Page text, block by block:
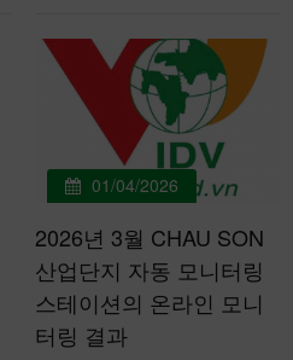
01/04/2026
2026년 3월 CHAU SON
산업단지 자동 모니터링
스테이션의 온라인 모니
터링 결과